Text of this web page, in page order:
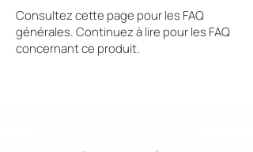
Consultez cette page pour les FAQ
générales. Continuez à lire pour les FAQ
concernant ce produit.